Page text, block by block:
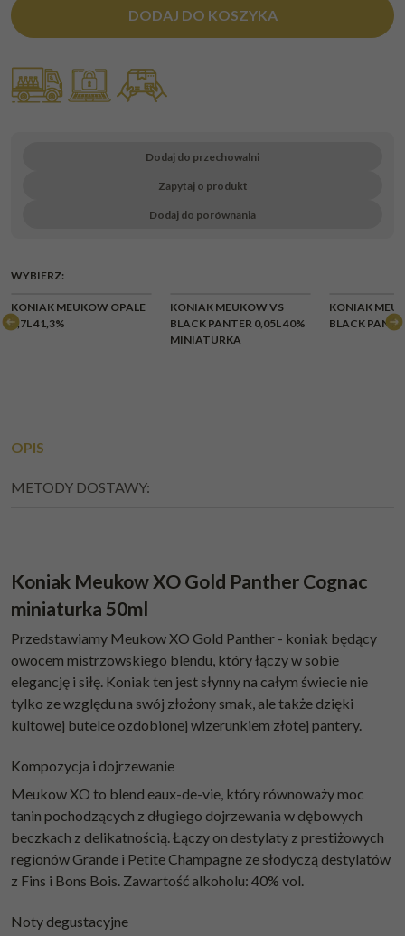
DODAJ DO KOSZYKA
Dodaj do przechowalni
Zapytaj o produkt
Dodaj do porównania
WYBIERZ:
KONIAK MEUKOW OPALE
0,7L 41,3%
KONIAK MEUKOW VS
BLACK PANTER 0,05L 40%
MINIATURKA
KONIAK
BLACK
OPIS
METODY DOSTAWY:
Koniak Meukow XO Gold Panther Cognac
miniaturka 50ml
Przedstawiamy Meukow XO Gold Panther - koniak będący
owocem mistrzowskiego blendu, który łączy w sobie
elegancję i siłę. Koniak ten jest słynny na całym świecie nie
tylko ze względu na swój złożony smak, ale także dzięki
kultowej butelce ozdobionej wizerunkiem złotej pantery.
Kompozycja i dojrzewanie
Meukow XO to blend eaux-de-vie, który równoważy moc
tanin pochodzących z długiego dojrzewania w dębowych
beczkach z delikatnością. Łączy on destylaty z prestiżowych
regionów Grande i Petite Champagne ze słodyczą destylatów
z Fins i Bons Bois. Zawartość alkoholu: 40% vol.
Noty degustacyjne